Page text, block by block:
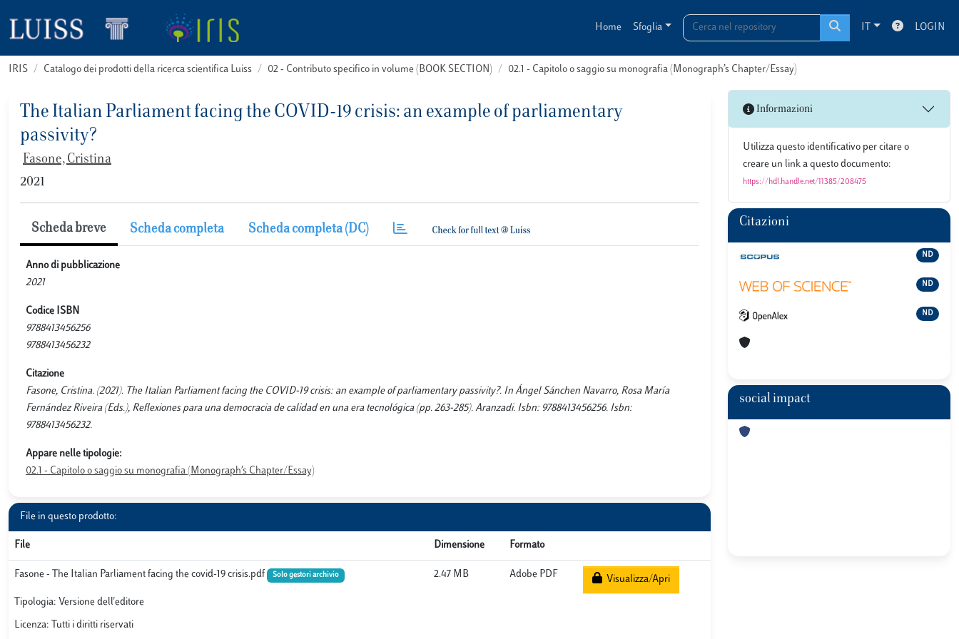
Home Sfoglia IT LOGIN
IRIS Catalogo dei prodotti della ricerca scientifica Luiss 02 - Contributo specifico in volume (BOOK SECTION) 02.1 - Capitolo o saggio su monografia (Monograph’s Chapter/Essay)
The Italian Parliament facing the COVID-19 crisis: an example of parliamentary
passivity?
Fasone, Cristina
2021
Scheda breve Scheda completa Scheda completa (DC)
Anno di pubblicazione
2021
Codice ISBN
9788413456256
9788413456232
Citazione
Fasone, Cristina. (2021). The Italian Parliament facing the COVID-19 crisis: an example of parliamentary passivity?. In Ángel Sánchen Navarro, Rosa María
Fernández Riveira (Eds.), Reflexiones para una democracia de calidad en una era tecnológica (pp. 263-285). Aranzadi. Isbn: 9788413456256. Isbn:
9788413456232.
Appare nelle tipologie:
02.1 - Capitolo o saggio su monografia (Monograph’s Chapter/Essay)
File in questo prodotto:
File Dimensione Formato
Fasone - The Italian Parliament facing the covid-19 crisis.pdf Solo gestori archivio
Tipologia: Versione dell'editore
Licenza: Tutti i diritti riservati
2.47 MB Adobe PDF Visualizza/Apri
Informazioni
Utilizza questo identificativo per citare o
creare un link a questo documento:
https://hdl.handle.net/11385/208475
Citazioni
ND
ND
ND
social impact